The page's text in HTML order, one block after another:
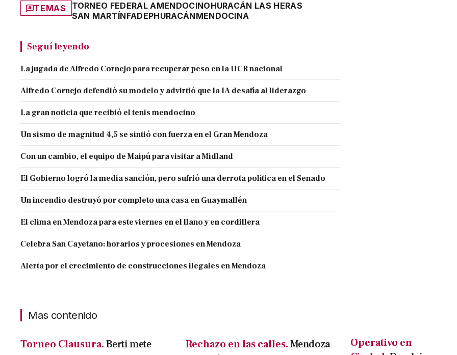
TEMAS TORNEO FEDERAL AMENDOCINOHURACÁN LAS HERAS
SAN MARTÍNFADEPHURACÁNMENDOCINA
Seguí leyendo
La jugada de Alfredo Cornejo para recuperar peso en la UCR nacional
Alfredo Cornejo defendió su modelo y advirtió que la IA desafía al liderazgo
La gran noticia que recibió el tenis mendocino
Un sismo de magnitud 4,5 se sintió con fuerza en el Gran Mendoza
Con un cambio, el equipo de Maipú para visitar a Midland
El Gobierno logró la media sanción, pero sufrió una derrota política en el Senado
Un incendio destruyó por completo una casa en Guaymallén
El clima en Mendoza para este viernes en el llano y en cordillera
Celebra San Cayetano: horarios y procesiones en Mendoza
Alerta por el crecimiento de construcciones ilegales en Mendoza
Mas contenido
Torneo Clausura. Berti mete
Rechazo en las calles.Mendoza
Operativo en